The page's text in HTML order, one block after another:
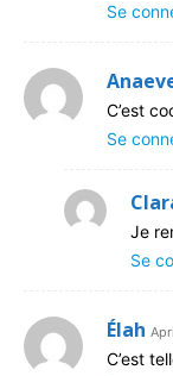
Se
C’est
Se
Je
Se
Élah
C’est